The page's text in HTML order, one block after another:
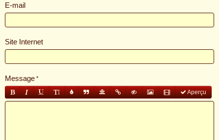
E-mail
Site Internet
Message
Aperçu